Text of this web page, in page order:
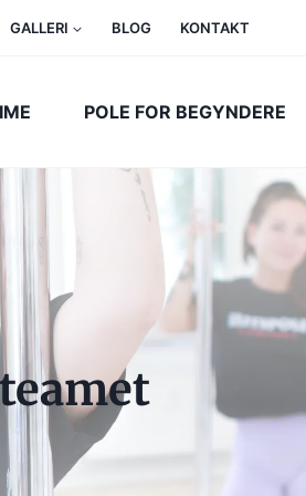
GALLERI BLOG KONTAKT
POLE FOR BEGYNDERE